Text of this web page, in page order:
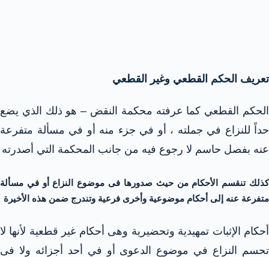
تعريف الحكم القطعي وغير القطعي
الحكم القطعي كما عرفته محكمة النقض – هو ذلك الذي يضع
حداً للنزاع في جملته ، أو في جزء منه أو في مسألة متفرعة
عنه بفصل حاسم لا رجوع فيه من جانب المحكمة التي أصدرته
كذلك تنقسم الأحكام من حيث صدورها فى موضوع النزاع أو في مسألة
متفرعة عنه إلى أحكام موضوعية وأخرى فرعية وتندرج ضمن هذه الأخيرة
أحكام الإثبات تمهيدية وتحضيرية وهى أحكام غير قطعية لأنها لا
تحسم النزاع في موضوع الدعوى أو في أحد أجزائه ولا فى